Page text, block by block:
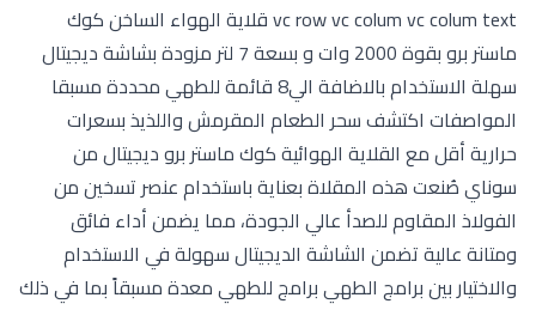
vc row vc colum vc colum text قلاية الهواء الساخن كوك
ماستر برو بقوة 2000 وات و بسعة 7 لتر مزودة بشاشة ديجيتال
سهلة الاستخدام بالاضافة الي8 قائمة للطهي محددة مسبقا
المواصفات اكتشف سحر الطعام المقرمش واللذيذ بسعرات
حرارية أقل مع القلاية الهوائية كوك ماستر برو ديجيتال من
سوناي صُنعت هذه المقلاة بعناية باستخدام عنصر تسخين من
الفولاذ المقاوم للصدأ عالي الجودة، مما يضمن أداء فائق
ومتانة عالية تضمن الشاشة الديجيتال سهولة في الاستخدام
والاختيار بين برامج الطهي برامج للطهي معدة مسبقاً بما في ذلك